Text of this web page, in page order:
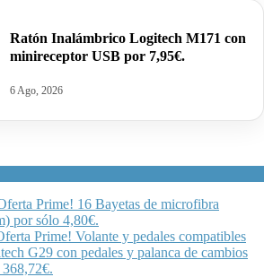
Ratón Inalámbrico Logitech M171 con
minireceptor USB por 7,95€.
6 Ago, 2026
Prime! 16 Bayetas de microfibra
por sólo 4,80€.
Prime! Volante y pedales compatibles
G29 con pedales y palanca de cambios